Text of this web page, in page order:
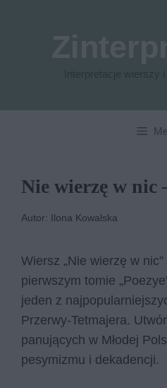
Nie wierzę w nic
Autor: Ilona Kowalska
Wiersz „Nie wierzę w
pierwszym tomie
jeden z
Przerwy-Tetmajera.
panujących w Młodej
pesymizmu i dekadencji.